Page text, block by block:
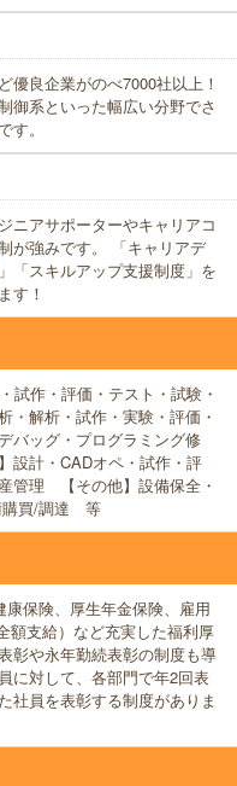
優良企業がのべ7000社以上！
御系といった幅広い分野でさ
。
ニアサポーターやキャリアコ
が強みです。 「キャリアデ
「スキルアップ支援制度」を
す！
試作・評価・テスト・試験・
解析・試作・実験・評価・
バッグ・プログラミング修
設計・CADオペ・試作・評
管理 【その他】設備保全・
購買/調達 等
保険、厚生年金保険、雇用
額支給）など充実した福利厚
彰や永年勤続表彰の制度も導
に対して、各部門で年2回表
社員を表彰する制度がありま